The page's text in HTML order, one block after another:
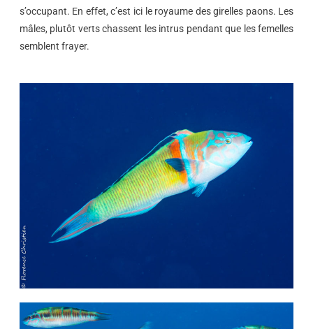
s’occupant. En effet, c’est ici le royaume des girelles paons. Les
mâles, plutôt verts chassent les intrus pendant que les femelles
semblent frayer.